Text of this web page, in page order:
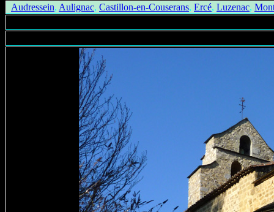
Audressein, Aulignac, Castillon-en-Couserans, Ercé, Luzenac,